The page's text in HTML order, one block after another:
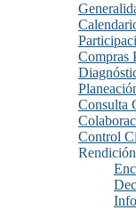
Compras
Consulta
Control